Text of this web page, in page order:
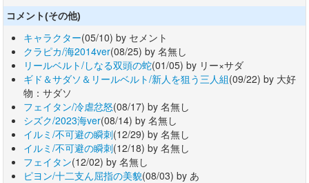
コメント(その他)
キャラクター(05/10) by セメント
クラピカ/海2014ver(08/25) by 名無し
リールベルト/しなる双頭の蛇(01/05) by リー×サダ
ギド＆サダソ＆リールベルト/新人を狙う三人組(09/22) by 大好
物：サダソ
フェイタン/冷虐忿怒(08/17) by 名無し
シズク/2023海ver(08/14) by 名無し
イルミ/不可避の瞬刺(12/29) by 名無し
イルミ/不可避の瞬刺(12/18) by 名無し
フェイタン(12/02) by 名無し
ピヨン/十二支ん屈指の美貌(08/03) by あ